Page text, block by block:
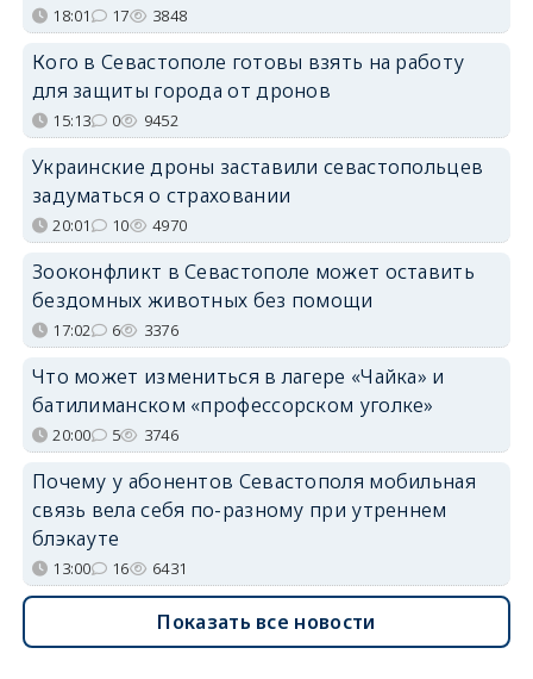
18:01 17 3848
Кого в Севастополе готовы взять на работу
для защиты города от дронов
15:13 0 9452
Украинские дроны заставили севастопольцев
задуматься о страховании
20:01 10 4970
Зооконфликт в Севастополе может оставить
бездомных животных без помощи
17:02 6 3376
Что может измениться в лагере «Чайка» и
батилиманском «профессорском уголке»
20:00 5 3746
Почему у абонентов Севастополя мобильная
связь вела себя по-разному при утреннем
блэкауте
13:00 16 6431
Показать все новости